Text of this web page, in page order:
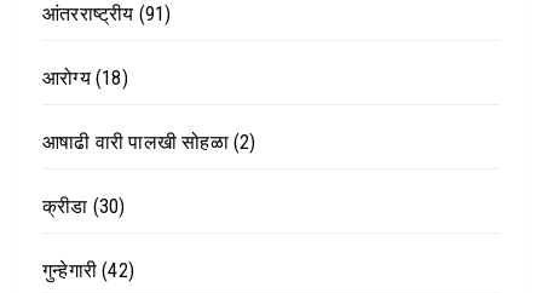
आंतरराष्ट्रीय (91)
आरोग्य(18)
आषाढी वारी पालखी सोहळा(2)
क्रीडा (30)
गुन्हेगारी (42)